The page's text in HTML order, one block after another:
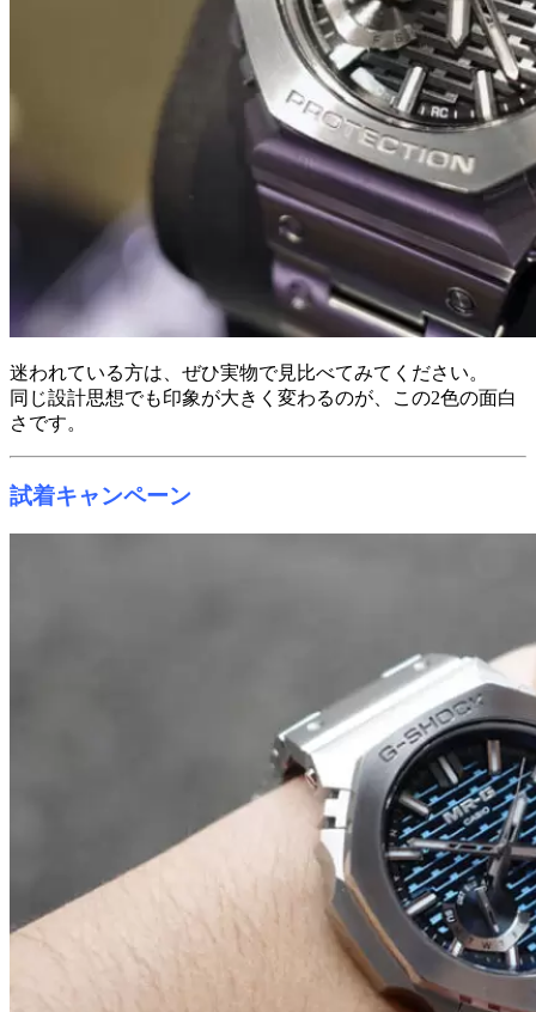
迷われている方は、ぜひ実物で見比べてみてください。
同じ設計思想でも印象が大きく変わるのが、この2色の面白
さです。
試着キャンペーン